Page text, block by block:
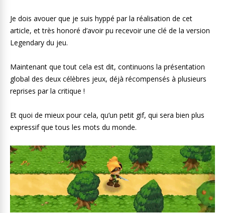
Je dois avouer que je suis hyppé par la réalisation de cet
article, et très honoré d’avoir pu recevoir une clé de la version
Legendary du jeu.
Maintenant que tout cela est dit, continuons la présentation
global des deux célèbres jeux, déjà récompensés à plusieurs
reprises par la critique !
Et quoi de mieux pour cela, qu’un petit gif, qui sera bien plus
expressif que tous les mots du monde.